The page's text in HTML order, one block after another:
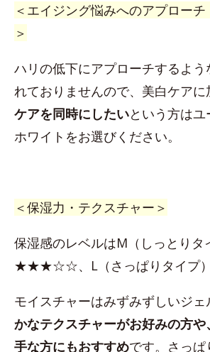
＜エイジング悩みへのアプローチ
＞
ハリの低下にアプローチするよう
れておりませんので、美白ケアに
ケアを同時にしたいという方は
ホワイトをお選びください。
＜保湿力・テクスチャー＞
保湿感のレベルはM（しっとりタ
★★★☆☆、L（さっぱりタイプ
モイスチャーはみずみずしいジェ
かなテクスチャーがお好みの方
手な方にもおすすめです。さっ